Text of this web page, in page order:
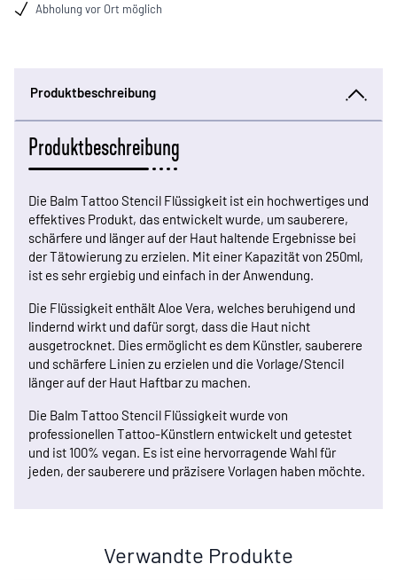
Abholung vor Ort möglich
Produktbeschreibung
Produktbeschreibung
Die Balm Tattoo Stencil Flüssigkeit ist ein hochwertiges und
effektives Produkt, das entwickelt wurde, um sauberere,
schärfere und länger auf der Haut haltende Ergebnisse bei
der Tätowierung zu erzielen. Mit einer Kapazität von 250ml,
ist es sehr ergiebig und einfach in der Anwendung.
Die Flüssigkeit enthält Aloe Vera, welches beruhigend und
lindernd wirkt und dafür sorgt, dass die Haut nicht
ausgetrocknet. Dies ermöglicht es dem Künstler, sauberere
und schärfere Linien zu erzielen und die Vorlage/Stencil
länger auf der Haut Haftbar zu machen.
Die Balm Tattoo Stencil Flüssigkeit wurde von
professionellen Tattoo-Künstlern entwickelt und getestet
und ist 100% vegan. Es ist eine hervorragende Wahl für
jeden, der sauberere und präzisere Vorlagen haben möchte.
Verwandte Produkte